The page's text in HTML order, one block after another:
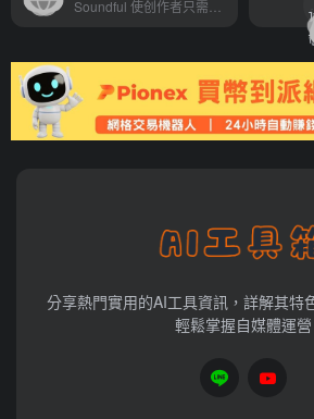
分享熱門實用的AI工具資訊，詳解其特
輕鬆掌握自媒體運營